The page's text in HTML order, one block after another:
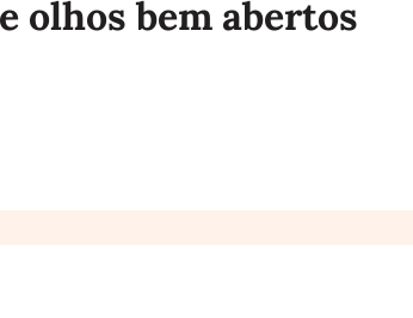
olhos bem abertos